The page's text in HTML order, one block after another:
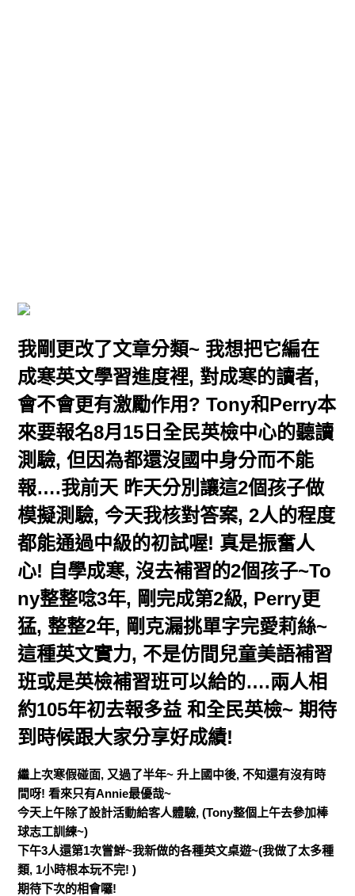
我剛更改了文章分類~ 我想把它編在
成寒英文學習進度裡, 對成寒的讀者,
會不會更有激勵作用? Tony和Perry本
來要報名8月15日全民英檢中心的聽讀
測驗, 但因為都還沒國中身分而不能
報….我前天 昨天分別讓這2個孩子做
模擬測驗, 今天我核對答案, 2人的程度
都能通過中級的初試喔! 真是振奮人
心! 自學成寒, 沒去補習的2個孩子~To
ny整整唸3年, 剛完成第2級, Perry更
猛, 整整2年, 剛克漏挑單字完愛莉絲~
這種英文實力, 不是仿間兒童美語補習
班或是英檢補習班可以給的….兩人相
約105年初去報多益 和全民英檢~ 期待
到時候跟大家分享好成績!
繼上次寒假碰面, 又過了半年~ 升上國中後, 不知還有沒有時
間呀! 看來只有Annie最優哉~
今天上午除了設計活動給客人體驗, (Tony整個上午去參加棒
球志工訓練~)
下午3人還第1次嘗鮮~我新做的各種英文桌遊~(我做了太多種
類, 1小時根本玩不完! )
期待下次的相會囉!